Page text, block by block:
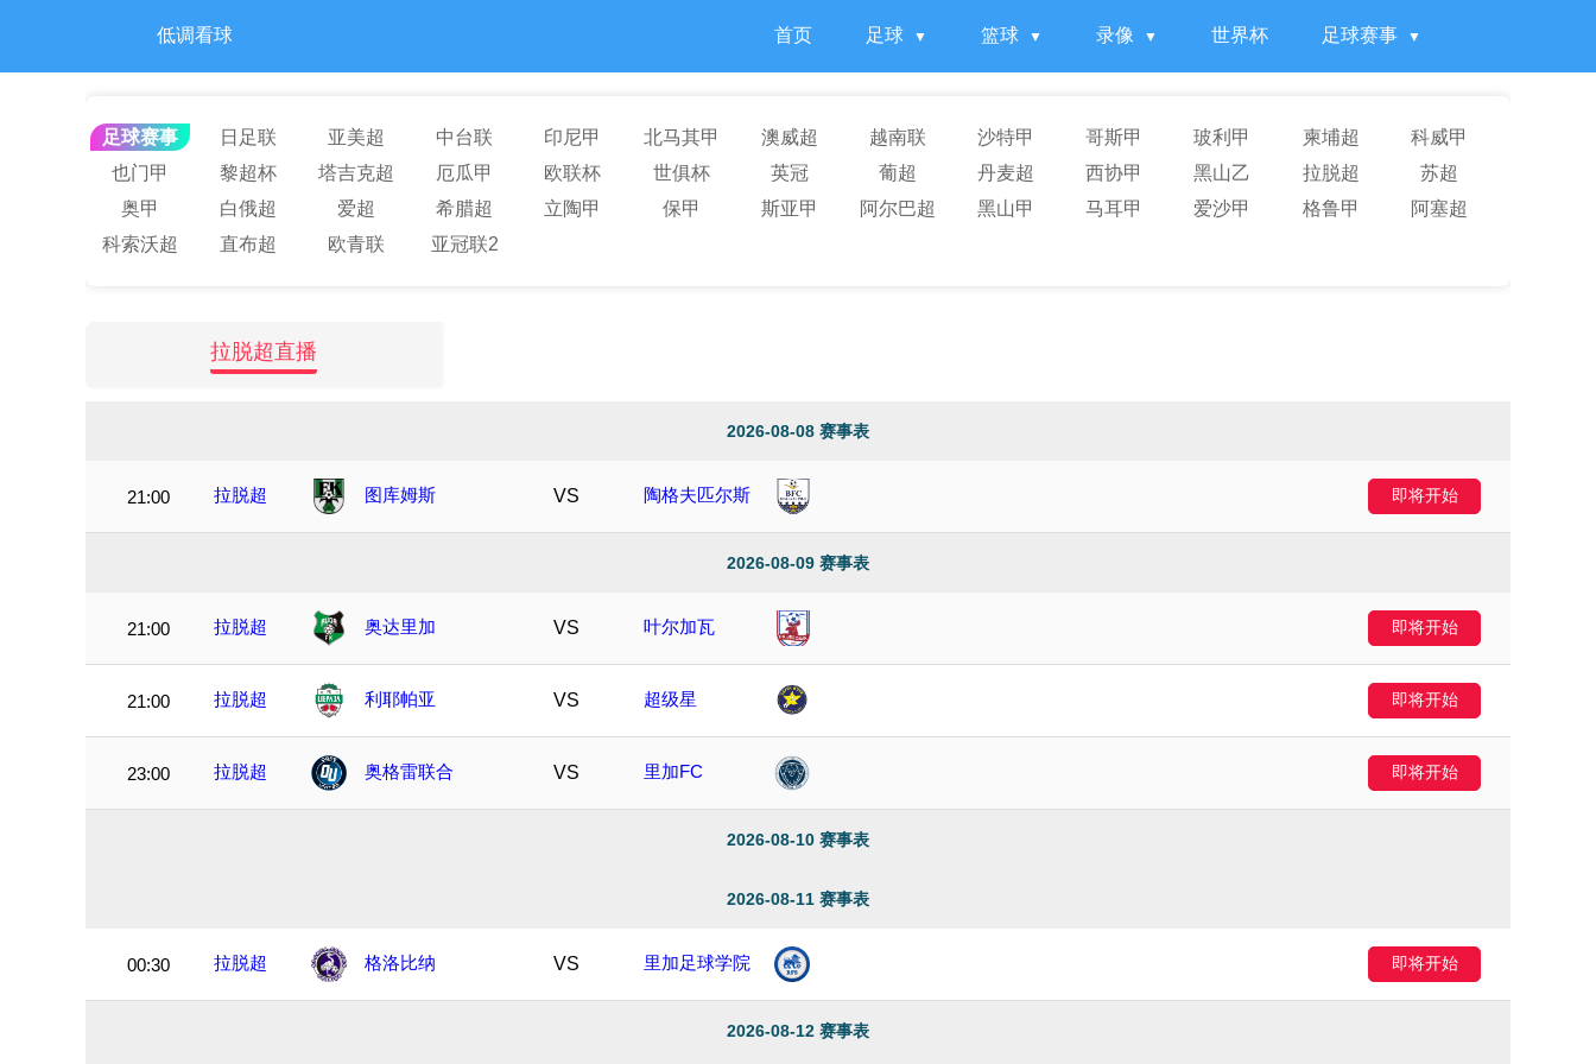
低调看球 首页 足球 篮球 录像 世界杯 足球赛事
足球赛事 日足联 亚美超 中台联 印尼甲 北马其甲 澳威超 越南联 沙特甲 哥斯甲 玻利甲 柬埔超
科威甲
也门甲
黎超杯 塔吉克超 厄瓜甲 欧联杯 世俱杯 英冠 葡超 丹麦超 西协甲 黑山乙 拉脱超
苏超
奥甲
白俄超 爱超 希腊超 立陶甲 保甲 斯亚甲 阿尔巴超 黑山甲 马耳甲 爱沙甲 格鲁甲
阿塞超
科索沃超
直布超 欧青联 亚冠联2
拉脱超直播
2026-08-08 赛事表
21:00 拉脱超 图库姆斯 VS 陶格夫匹尔斯 即将开始
2026-08-09 赛事表
21:00 拉脱超 奥达里加 VS 叶尔加瓦 即将开始
21:00 拉脱超 利耶帕亚 VS 超级星 即将开始
23:00 拉脱超 奥格雷联合 VS 里加FC 即将开始
2026-08-10 赛事表
2026-08-11 赛事表
00:30 拉脱超 格洛比纳 VS 里加足球学院 即将开始
2026-08-12 赛事表